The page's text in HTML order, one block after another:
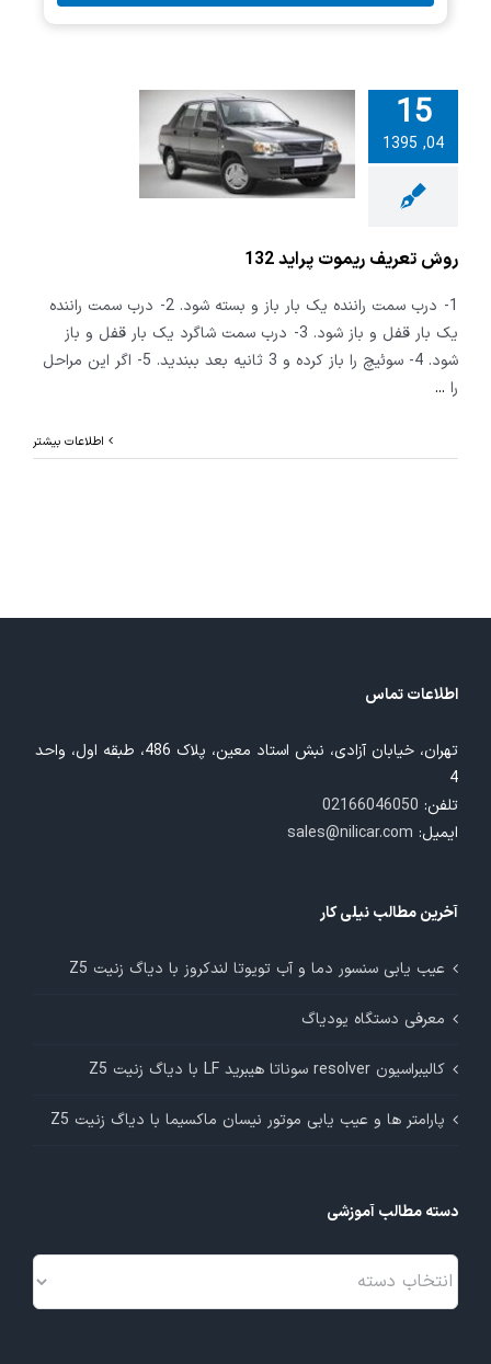
15
04, 1395
ریموت
روش تعریف ریموت پراید 132
1- درب سمت راننده یک بار باز و بسته شود. 2- درب سمت راننده
یک بار قفل و باز شود. 3- درب سمت شاگرد یک بار قفل و باز
شود. 4- سوئیچ را باز کرده و 3 ثانیه بعد ببندید. 5- اگر این مراحل
را ...
اطلاعات بیشتر
اطلاعات تماس
تهران، خیابان آزادی، نبش استاد معین، پلاک 486، طبقه اول، واحد
4
تلفن: 02166046050
ایمیل: sales@nilicar.com
آخرین مطالب نیلی کار
عیب یابی سنسور دما و آب تویوتا لندکروز با دیاگ زنیت Z5
معرفی دستگاه یودیاگ
کالیبراسیون resolver سوناتا هیبرید LF با دیاگ زنیت Z5
پارامتر ها و عیب یابی موتور نیسان ماکسیما با دیاگ زنیت Z5
دسته مطالب آموزشی
دسته